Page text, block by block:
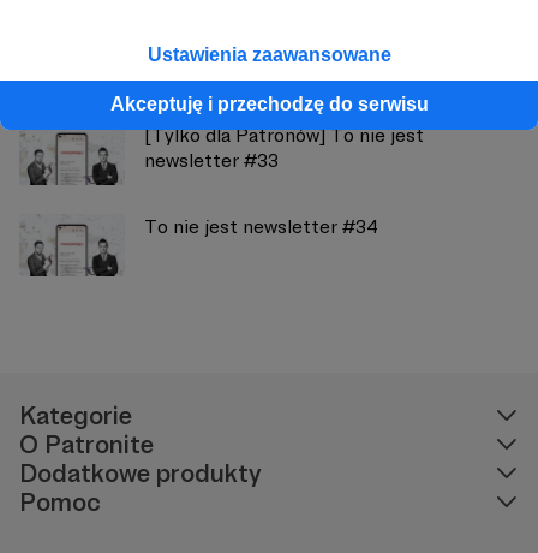
Ustawienia zaawansowane
Akceptuję i przechodzę do serwisu
[Tylko dla Patronów] Dogrywka: Media
plus... niespodzianka
[Tylko dla Patronów] To nie jest
newsletter #33
To nie jest newsletter #34
Kategorie
O Patronite
Dodatkowe produkty
Pomoc